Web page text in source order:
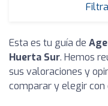
Esta es tu guía de
Huerta Sur. Hemos
sus valoraciones y
comparar y elegir con